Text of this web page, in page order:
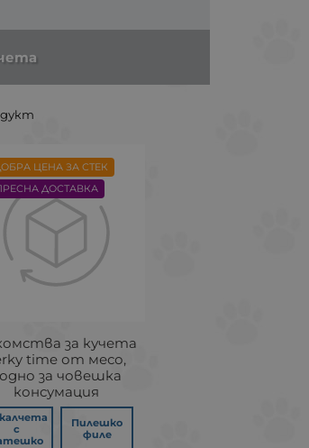
за кучета
time от месо,
за човешка
консумация
с
Пилешко
филе
ЦЕНА ЗА СТЕК
ДОСТАВКА